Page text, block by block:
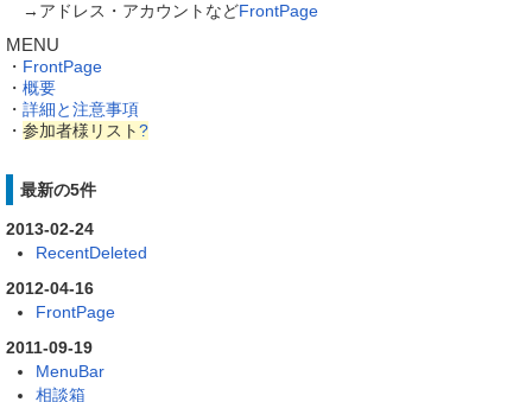
→アドレス・アカウントなどFrontPage
MENU
・ FrontPage
・ 概要
・ 詳細と注意事項
・ 参加者様リスト?
最新の5件
2013-02-24
RecentDeleted
2012-04-16
FrontPage
2011-09-19
MenuBar
相談箱